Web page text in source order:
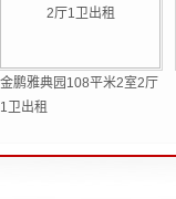
金鹏雅典园108平米2室2厅
1卫出租